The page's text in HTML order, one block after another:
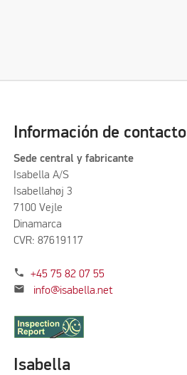
Información de contacto
Sede central y fabricante
Isabella A/S
Isabellahøj 3
7100 Vejle
Dinamarca
CVR: 87619117
phone +45 75 82 07 55
mail info@isabella.net
Isabella